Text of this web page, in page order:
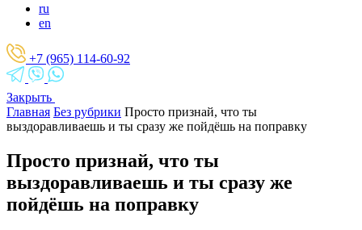
ru
en
+7 (965) 114-60-92
Закрыть
Главная Без рубрики Просто признай, что ты
выздоравливаешь и ты сразу же пойдёшь на поправку
Просто признай, что ты
выздоравливаешь и ты сразу же
пойдёшь на поправку